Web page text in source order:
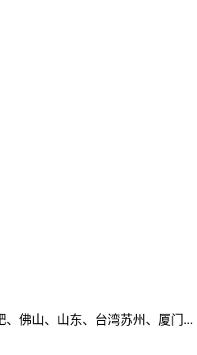
佛山、山东、台湾苏州、厦门...